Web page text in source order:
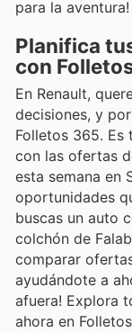
para la aventura!
Planifica
con
En Renault,
decisiones, y
Folletos 365. Es
con las ofertas
esta semana en
oportunidades
buscas un auto
colchón de
comparar
ayudándote a
afuera! Explora
ahora en